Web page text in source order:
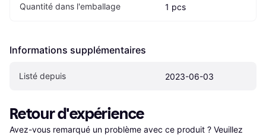
Quantité dans l'emballage 1 pcs
Informations supplémentaires
Listé depuis 2023-06-03
Retour d'expérience
Avez-vous remarqué un problème avec ce produit ? Veuillez